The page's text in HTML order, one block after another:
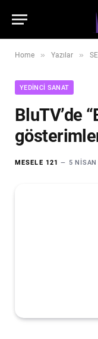
Home » Yazılar »
YEDINCI SANAT
BluTV’de
MESELE 121 5